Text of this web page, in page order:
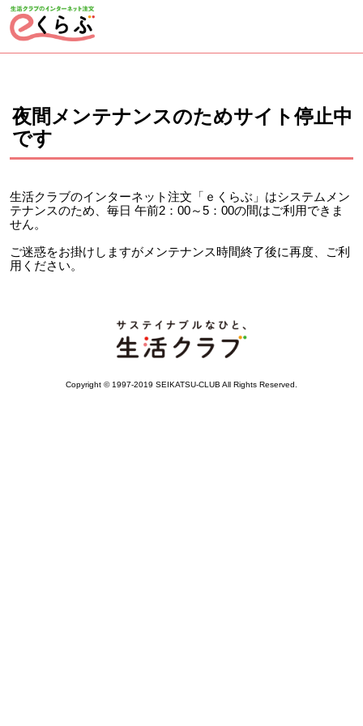
ページの先頭です。
夜間メンテナンスのためサイト停止中
です
生活クラブのインターネット注文「ｅくらぶ」はシステムメン
テナンスのため、毎日 午前2：00～5：00の間はご利用できま
せん。
ご迷惑をお掛けしますがメンテナンス時間終了後に再度、ご利
用ください。
Copyright © 1997-2019 SEIKATSU-CLUB All Rights Reserved.